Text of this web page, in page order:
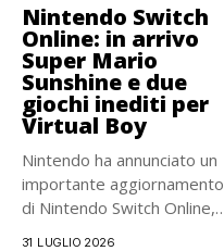
Nintendo Switch
Online: in arrivo
Super Mario
Sunshine e due
giochi inediti per
Virtual Boy
Nintendo ha annunciato un
importante aggiornamento
di Nintendo Switch Online,
31 LUGLIO 2026